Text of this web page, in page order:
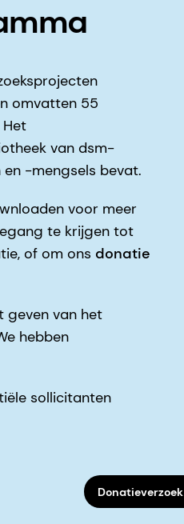
omvatten 55
van dsm-
-mengsels bevat.
voor meer
te krijgen tot
of om ons donatie
geven van het
hebben
sollicitanten
Donatieverzoek